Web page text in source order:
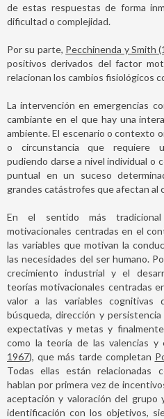
de estas respuestas de forma
dificultad o complejidad.
Por su parte, Pecchinenda y Smith
positivos derivados del factor
relacionan los cambios fisiológicos
La intervención en emergencias
cambiante en el que hay una
ambiente. El escenario o contexto
o circunstancia que requiere
pudiendo darse a nivel individual o
puntual en un suceso
grandes catástrofes que afectan al
En el sentido más
motivacionales centradas en el
las variables que motivan la
las necesidades del ser humano.
crecimiento industrial y el
teorías motivacionales centradas
valor a las variables cognitivas
búsqueda, dirección y
expectativas y metas y
como la teoría de las valencias y
1967), que más tarde completan
Todas ellas están relacionadas
hablan por primera vez de
aceptación y valoración del
identificación con los objetivos,